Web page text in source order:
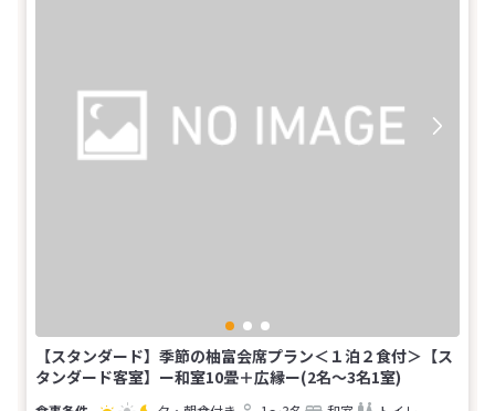
【スタンダード】季節の柚富会席プラン＜１泊２食付＞【ス
タンダード客室】ー和室10畳＋広縁ー(2名～3名1室)